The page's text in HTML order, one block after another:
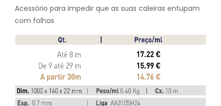
Acessório para impedir que as suas caleiras entupam
com folhas